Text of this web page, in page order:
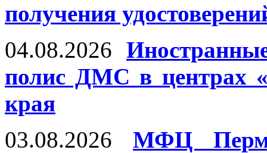
получения
04.08.2026
полис ДМС в центрах
края
03.08.2026
МФЦ